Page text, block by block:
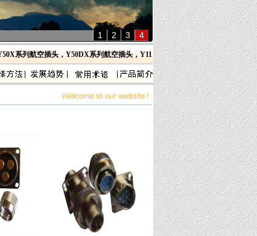
1 2 3 4
系列航空插头 ， Y50DX系列航空插头 ， Y11
系列航空插头， XCG系列航空插头 ，YGD
，Y50EX系列电连接器， Y50X系列电连接器 ，Y50DX系列电连接器 ， Y11系列